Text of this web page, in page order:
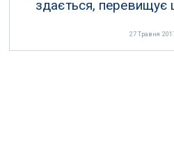
здається, перевищує
27 Травня